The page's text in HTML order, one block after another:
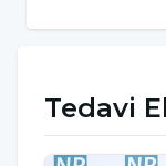
Dışkı
Hepatit
Tedavi